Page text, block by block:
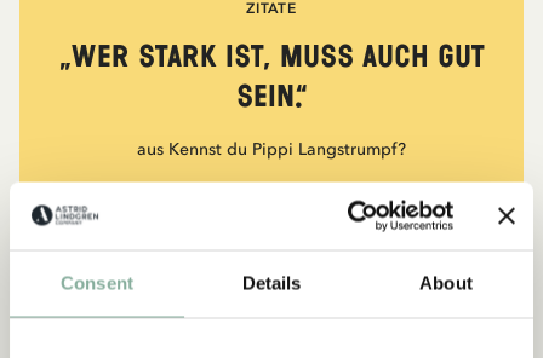
Consent Details About
ZITATE
„Wer stark ist, muss auch gut
sein.“
aus Kennst du Pippi Langstrumpf?
DIE PIPPI-LANGSTRUMPF-SAMMLUNG